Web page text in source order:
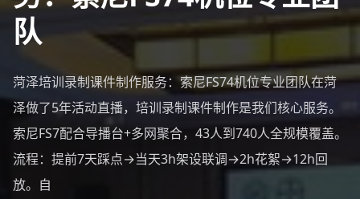
队
菏泽培训录制课件制作服务：索尼FS74机位专业团队在菏
泽做了5年活动直播，培训录制课件制作是我们核心服务。
索尼FS7配合导播台+多网聚合，43人到740人全规模覆盖。
流程：提前7天踩点→当天3h架设联调→2h花絮→12h回
放。自